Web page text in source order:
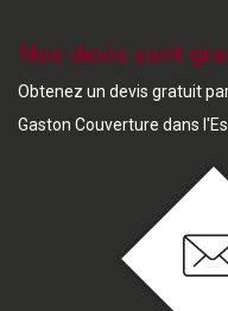
Nos devis sont
Obtenez un devis gratuit
Gaston Couverture dans